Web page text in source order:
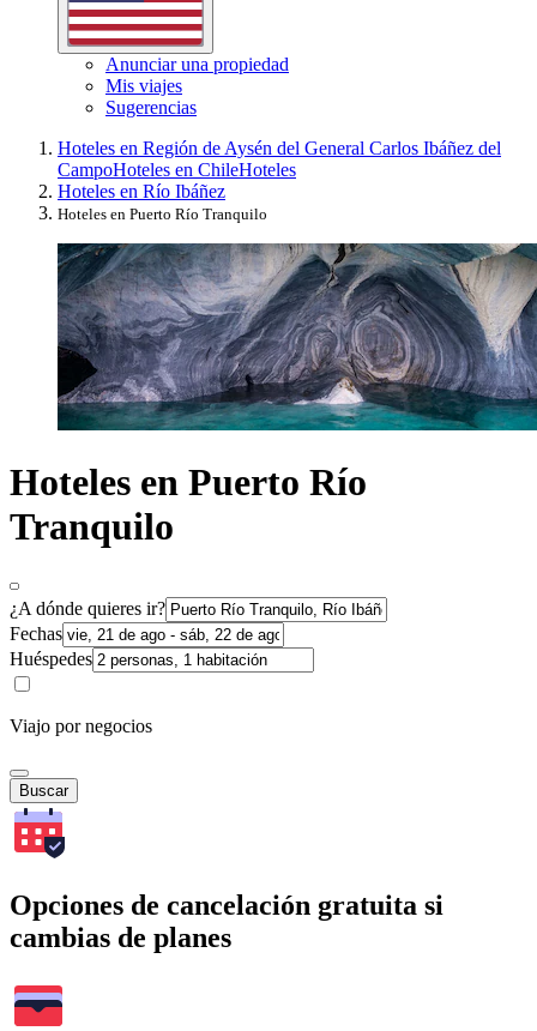
Anunciar una propiedad
Mis viajes
Sugerencias
Hoteles en Región de Aysén del General Carlos Ibáñez del
CampoHoteles en ChileHoteles
Hoteles en Río Ibáñez
Hoteles en Puerto Río Tranquilo
Hoteles en Puerto Río
Tranquilo
¿A dónde quieres ir?
Fechas
Huéspedes
Viajo por negocios
Buscar
Opciones de cancelación gratuita si
cambias de planes